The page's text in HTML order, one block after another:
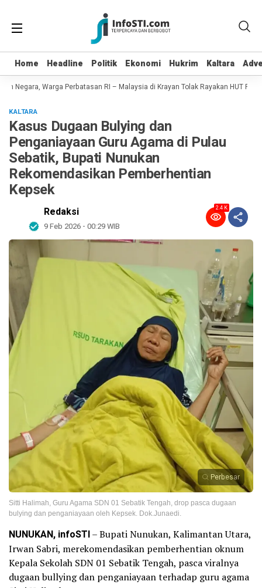
Home Headline Politik Ekonomi Hukrim Kaltara
Home Headline Politik Ekonomi Hukrim Kaltara
Negara, Warga Perbatasan RI – Malaysia di Krayan Tolak Rayakan HUT RI 81
KALTARA
Kasus Dugaan Bulying dan
Penganiayaan Guru Agama di Pulau
Sebatik, Bupati Nunukan
Rekomendasikan Pemberhentian
Kepsek
Redaksi
9 Feb 2026 - 00:29 WIB
2.4 K
Perbesar
Sitti Halimah, Guru Agama SDN 01 Sebatik Tengah, drop pasca dugaan
bulying dan penganiayaan oleh Kepsek. Dok.Junaedi.
NUNUKAN, infoSTI– Bupati Nunukan, Kalimantan Utara,
Irwan Sabri, merekomendasikan pemberhentian oknum
Kepala Sekolah SDN 01 Sebatik Tengah, pasca viralnya
dugaan bullying dan penganiayaan terhadap guru agama